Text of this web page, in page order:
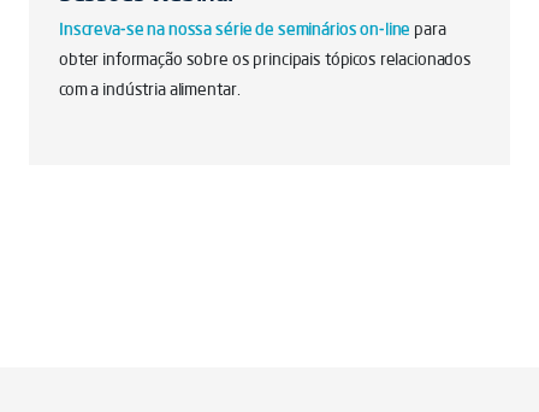
Inscreva-se na nossa série de seminários on-line para
obter informação sobre os principais tópicos relacionados
com a indústria alimentar.